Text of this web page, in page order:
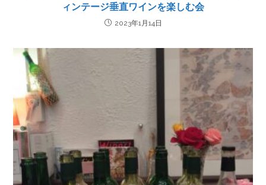
ィンテージ垂直ワインを楽しむ会
2023年1月14日